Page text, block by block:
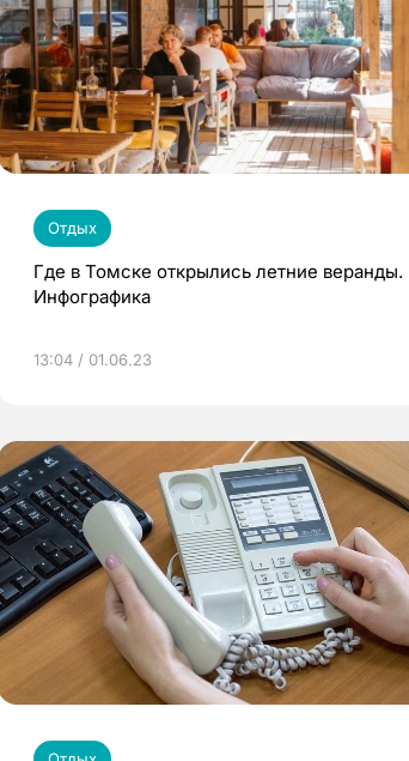
Отдых
Где в Томске открылись летние веранды.
Инфографика
13:04 / 01.06.23